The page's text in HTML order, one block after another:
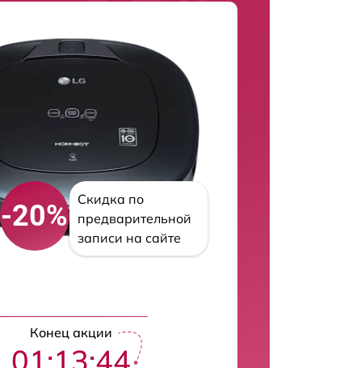
-20%
Скидка по
предварительной
записи на сайте
Конец акции
01:13:43